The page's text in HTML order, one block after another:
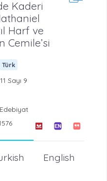
Kaderi
Harf ve
Cemile’si
Sayı 9
English